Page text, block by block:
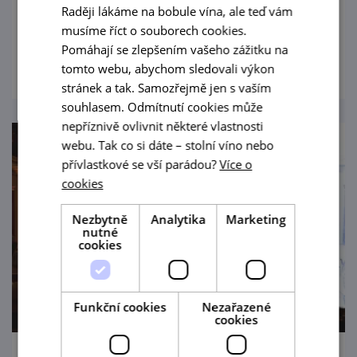
hudbu a víno v jedinečném prostředí.
prohlédnout
Raději lákáme na bobule vína, ale teď vám
musíme říct o souborech cookies.
Pomáhají se zlepšením vašeho zážitku na
tomto webu, abychom sledovali výkon
stránek a tak. Samozřejmě jen s vaším
souhlasem. Odmítnutí cookies může
nepříznivě ovlivnit některé vlastnosti
webu. Tak co si dáte – stolní víno nebo
přívlastkové se vší parádou?Více o
cookies
Nezbytně
nutné
cookies
Analytika Marketing
Funkční cookies
Nezařazené
cookies